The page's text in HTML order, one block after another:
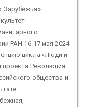
Зарубежья»
РАН 16-17 мая 2024
цикла «Люди и
проекта Революция
общества и